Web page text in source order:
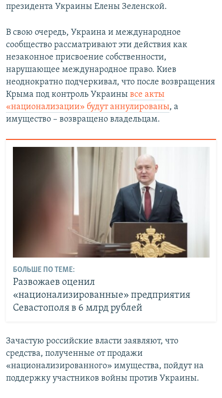
президента Украины Елены Зеленской.
В свою очередь, Украина и международное
сообщество рассматривают эти действия как
незаконное присвоение собственности,
нарушающее международное право. Киев
неоднократно подчеркивал, что после возвращения
Крыма под контроль Украины все акты
«национализации» будут аннулированы, а
имущество – возвращено владельцам.
БОЛЬШЕ ПО ТЕМЕ:
Развожаев оценил
«национализированные» предприятия
Севастополя в 6 млрд рублей
Зачастую российские власти заявляют, что
средства, полученные от продажи
«национализированного» имущества, пойдут на
поддержку участников войны против Украины.